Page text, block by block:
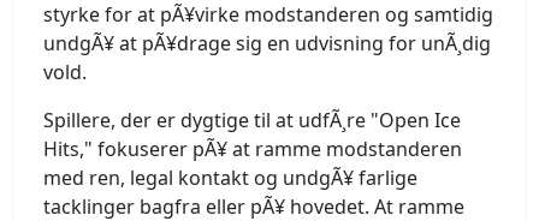
styrke for at pÃ¥virke modstanderen og samtidig
undgÃ¥ at pÃ¥drage sig en udvisning for unÃ¸dig
vold.
Spillere, der er dygtige til at udfÃ¸re "Open Ice
Hits," fokuserer pÃ¥ at ramme modstanderen
med ren, legal kontakt og undgÃ¥ farlige
tacklinger bagfra eller pÃ¥ hovedet. At ramme